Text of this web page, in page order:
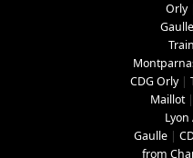
Orly|
Gaulle
Train
CDG Orly|
Maillot|
Lyon
Gaulle |
from